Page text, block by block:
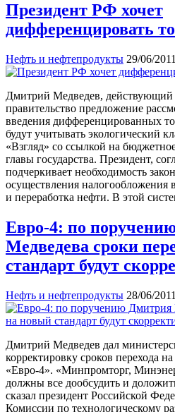
Президент РФ хочет
дифференцировать
Нефть и нефтепродукты 29/06/2011
Дмитрий Медведев, действующий
правительство предложение
введения дифференцированных
будут учитывать экологический
«Взгляд» со ссылкой на
главы государства. Президент,
подчеркивает необходимость
осуществления налогообложения
и переработка нефти. В этой
Евро-4: по
Медведева сроки
стандарт будут
Нефть и нефтепродукты 28/06/2011
Дмитрий Медведев дал
корректировку сроков перехода
«Евро-4». «Минпромторг,
должны все дообсудить и
сказал президент Российской
Комиссии по технологическому